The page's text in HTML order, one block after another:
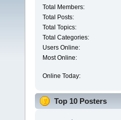
Total Members:
Total Posts:
Total Topics:
Total Categories:
Users Online:
Most Online:
Online Today:
Top 10 Posters